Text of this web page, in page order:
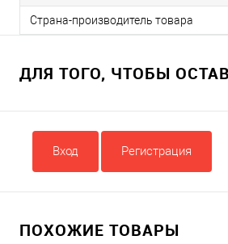
Страна-производитель товара
ДЛЯ ТОГО, ЧТОБЫ
Вход Регистрация
ПОХОЖИЕ ТОВАРЫ